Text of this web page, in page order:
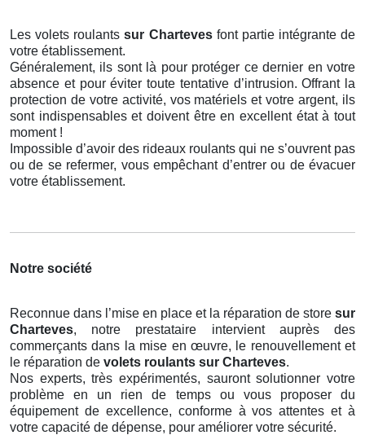
Les volets roulantssur Charteves font partie intégrante de
votre établissement.
Généralement, ils sont là pour protéger ce dernier en votre
absence et pour éviter toute tentative d’intrusion. Offrant la
protection de votre activité, vos matériels et votre argent, ils
sont indispensables et doivent être en excellent état à tout
moment !
Impossible d’avoir des rideaux roulants qui ne s’ouvrent pas
ou de se refermer, vous empêchant d’entrer ou de évacuer
votre établissement.
Notre société
Reconnue dans l’mise en place et la réparation de store sur
Charteves, notre prestataire intervient auprès des
commerçants dans la mise en œuvre, le renouvellement et
le réparation de volets roulants sur Charteves.
Nos experts, très expérimentés, sauront solutionner votre
problème en un rien de temps ou vous proposer du
équipement de excellence, conforme à vos attentes et à
votre capacité de dépense, pour améliorer votre sécurité.